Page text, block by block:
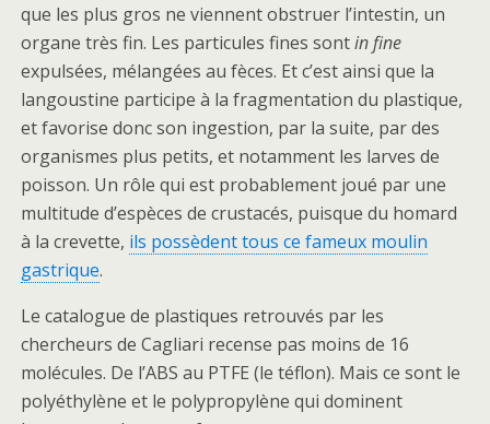
que les plus gros ne viennent obstruer l’intestin, un
organe très fin. Les particules fines sontin fine
expulsées, mélangées au fèces. Et c’est ainsi que la
langoustine participe à la fragmentation du plastique,
et favorise donc son ingestion, par la suite, par des
organismes plus petits, et notamment les larves de
poisson. Un rôle qui est probablement joué par une
multitude d’espèces de crustacés, puisque du homard
à la crevette, ils possèdent tous ce fameux moulin
gastrique.
Le catalogue de plastiques retrouvés par les
chercheurs de Cagliari recense pas moins de 16
molécules. De l’ABS au PTFE (le téflon). Mais ce sont le
polyéthylène et le polypropylène qui dominent